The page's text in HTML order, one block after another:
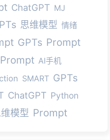
ChatGPT MJ
思维模型 情绪
GPTs Prompt
Prompt AI手机
SMART GPTs
ChatGPT Python
模型 Prompt